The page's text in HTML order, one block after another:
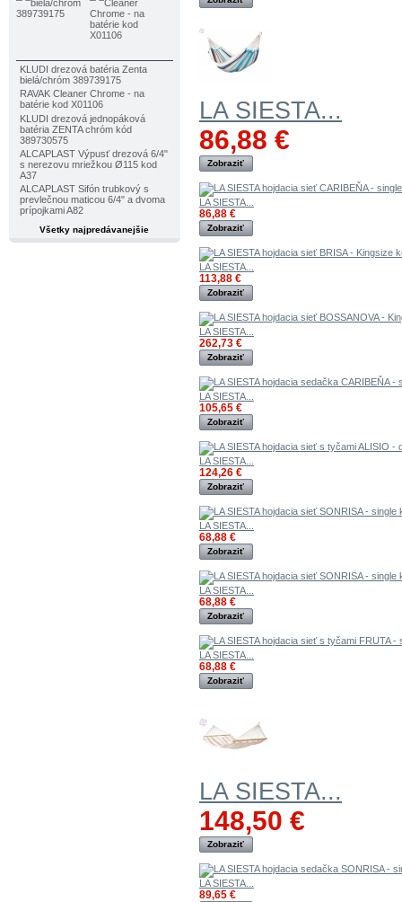
KLUDI drezová batéria Zenta
bielá/chróm 389739175
RAVAK Cleaner Chrome - na
batérie kod X01106
KLUDI drezová jednopáková
batéria ZENTA chróm kód
389730575
ALCAPLAST Výpusť drezová 6/4"
s nerezovu mriežkou Ø115 kod
A37
ALCAPLAST Sifón trubkový s
prevlečnou maticou 6/4" a dvoma
prípojkami A82
Všetky najpredávanejšie
LA SIESTA...
86,88 €
Zobraziť
LA SIESTA...
86,88 €
Zobraziť
LA SIESTA...
113,88 €
Zobraziť
LA SIESTA...
262,73 €
Zobraziť
LA SIESTA...
105,65 €
Zobraziť
LA SIESTA...
124,26 €
Zobraziť
LA SIESTA...
68,88 €
Zobraziť
LA SIESTA...
68,88 €
Zobraziť
LA SIESTA...
68,88 €
Zobraziť
LA SIESTA...
148,50 €
Zobraziť
LA SIESTA...
89,65 €